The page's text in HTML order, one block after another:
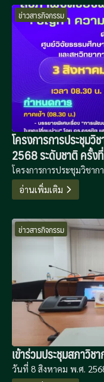
ข่าวสารกิจกรรม
โครงการการประชุมวิ
2568 ระดับชาติ ครั้ง
อ่านเพิ่มเติม
ข่าวสารกิจกรรม
เข้าร่วมประชุมสภาวิ
วันที่ 8 สิงหาคม พ.ศ.